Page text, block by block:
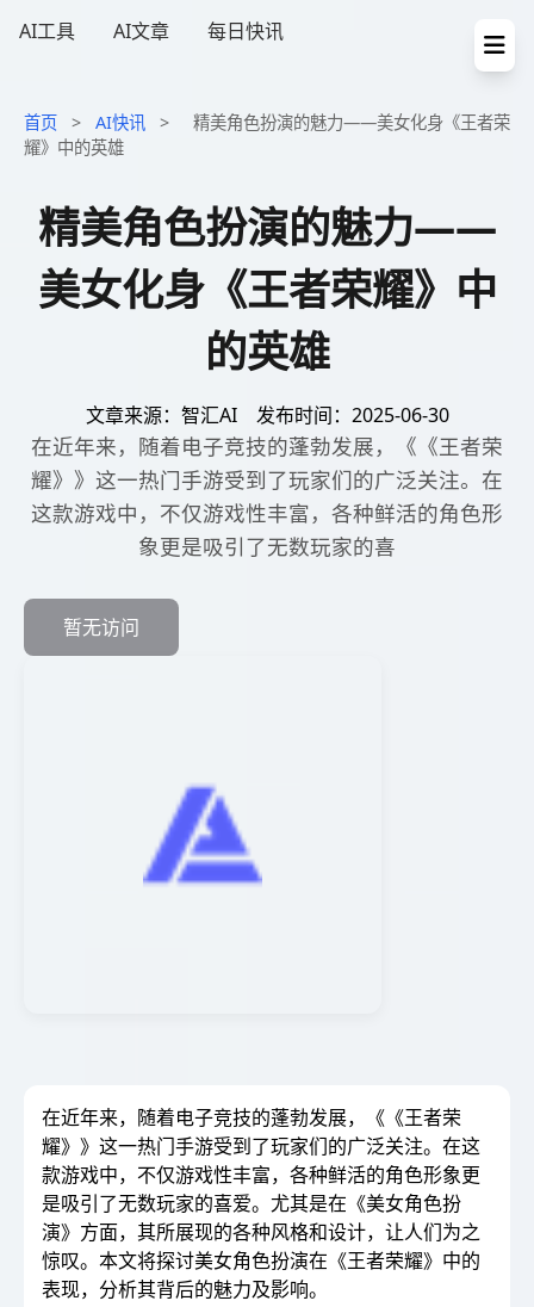
AI工具 AI文章 每日快讯
首页 > AI快讯 >
精美角色扮演的魅力——美女化身《王者荣
耀》中的英雄
精美角色扮演的魅力——
美女化身《王者荣耀》中
的英雄
文章来源：智汇AI 发布时间：2025-06-30
在近年来，随着电子竞技的蓬勃发展，《《王者荣
耀》》这一热门手游受到了玩家们的广泛关注。在
这款游戏中，不仅游戏性丰富，各种鲜活的角色形
象更是吸引了无数玩家的喜
暂无访问
在近年来，随着电子竞技的蓬勃发展，《《王者荣
耀》》这一热门手游受到了玩家们的广泛关注。在这
款游戏中，不仅游戏性丰富，各种鲜活的角色形象更
是吸引了无数玩家的喜爱。尤其是在《美女角色扮
演》方面，其所展现的各种风格和设计，让人们为之
惊叹。本文将探讨美女角色扮演在《王者荣耀》中的
表现，分析其背后的魅力及影响。